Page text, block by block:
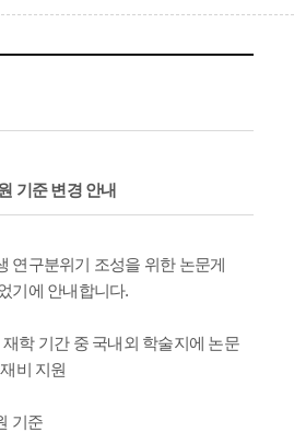
기준 변경 안내
연구분위기 조성을 위한 논문게
기에 안내합니다.
학 기간 중 국내외 학술지에 논문
비 지원
기준